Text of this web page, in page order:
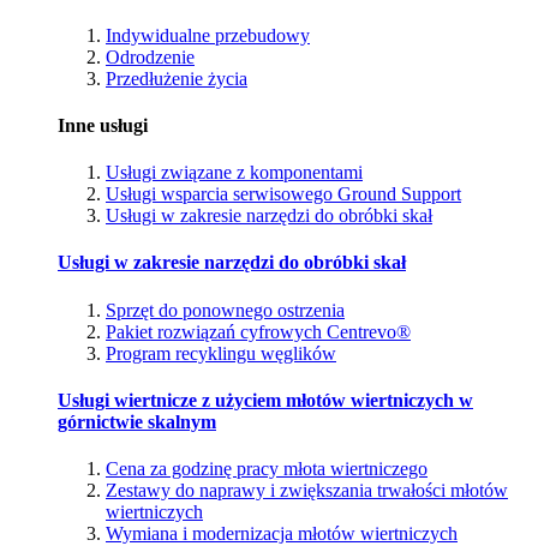
Indywidualne przebudowy
Odrodzenie
Przedłużenie życia
Inne usługi
Usługi związane z komponentami
Usługi wsparcia serwisowego Ground Support
Usługi w zakresie narzędzi do obróbki skał
Usługi w zakresie narzędzi do obróbki skał
Sprzęt do ponownego ostrzenia
Pakiet rozwiązań cyfrowych Centrevo®
Program recyklingu węglików
Usługi wiertnicze z użyciem młotów wiertniczych w
górnictwie skalnym
Cena za godzinę pracy młota wiertniczego
Zestawy do naprawy i zwiększania trwałości młotów
wiertniczych
Wymiana i modernizacja młotów wiertniczych